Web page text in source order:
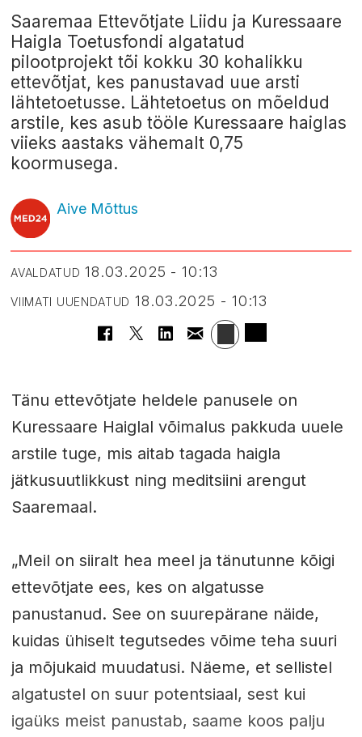
Saaremaa Ettevõtjate Liidu ja Kuressaare
Haigla Toetusfondi algatatud
pilootprojekt tõi kokku 30 kohalikku
ettevõtjat, kes panustavad uue arsti
lähtetoetusse. Lähtetoetus on mõeldud
arstile, kes asub tööle Kuressaare haiglas
viieks aastaks vähemalt 0,75
koormusega.
Aive Mõttus
AVALDATUD 18.03.2025 - 10:13
VIIMATI UUENDATUD 18.03.2025 - 10:13
Tänu ettevõtjate heldele panusele on
Kuressaare Haiglal võimalus pakkuda uuele
arstile tuge, mis aitab tagada haigla
jätkusuutlikkust ning meditsiini arengut
Saaremaal.
„Meil on siiralt hea meel ja tänutunne kõigi
ettevõtjate ees, kes on algatusse
panustanud. See on suurepärane näide,
kuidas ühiselt tegutsedes võime teha suuri
ja mõjukaid muudatusi. Näeme, et sellistel
algatustel on suur potentsiaal, sest kui
igaüks meist panustab, saame koos palju